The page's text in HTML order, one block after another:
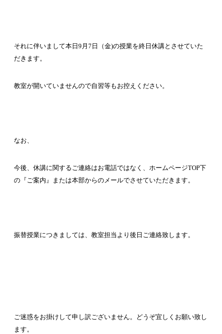
それに伴いまして本日 9 月7日（金)の授業を終日休講とさせていた
だきます。
教室が開いていませんので自習等もお控えください。
なお、
今後、休講に関するご連絡はお電話ではなく、ホームページTOP下
の『ご案内』または本部からのメールでさせていただきます。
振替授業につきましては、教室担当より後日ご連絡致します。
ご迷惑をお掛けして申し訳ございません。どうぞ宜しくお願い致し
ます。